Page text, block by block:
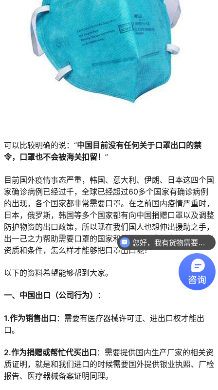
可以比较明确的说：“中国目前没有任何关于口罩出口的禁
令，口罩也不会被海关扣留！ ”
目前国外疫情事态严重，韩国、意大利、伊朗、日本这四个国
家确诊病例已经过千，全球已经超过60多个国家有确诊病例
的出现，各个国家都非常需要口罩。在之前国内疫情严重时，
日本，俄罗斯，韩国等多个国家都有向中国捐赠口罩以及调整
防护物资的出口政策，所以现在我们国人也想伸出援助之手，
出一己之力帮助需要口罩的国家和地区。那我们应该具备哪些
资质和条件，怎么样才能够把口罩出口呢？
以下的资料希望能够帮到大家。
一、中国出口（公司行为）：
1.作为销售出口 ：需要有医疗器械许可证、进出口权才能出
口。
2.作为捐赠或帮忙代买出口 ：需要提供国内生产厂家的相关资
质证明，就是和我们进口的时候需要国外提供银业执照、厂检
报告、医疗器械备案证明同理。
您好，我有货物需要你们的产品。